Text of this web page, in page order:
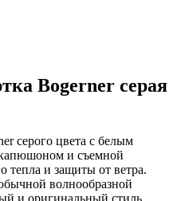
Bogerner серая
серого цвета с белым
и съемной
тепла и защиты от ветра.
волнообразной
и оригинальный стиль.